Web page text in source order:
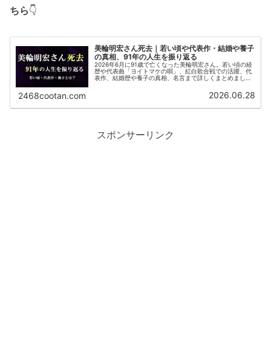
ちら👇
美輪明宏さん死去｜若い頃や代表作・結婚や養子
の真相、91年の人生を振り返る
2026年6月に91歳で亡くなった美輪明宏さん。若い頃の経
歴や代表曲「ヨイトマケの唄」、紅白歌合戦での活躍、代
表作、結婚歴や養子の真相、名言まで詳しくまとめまし
2468cootan.com 2026.06.28
スポンサーリンク